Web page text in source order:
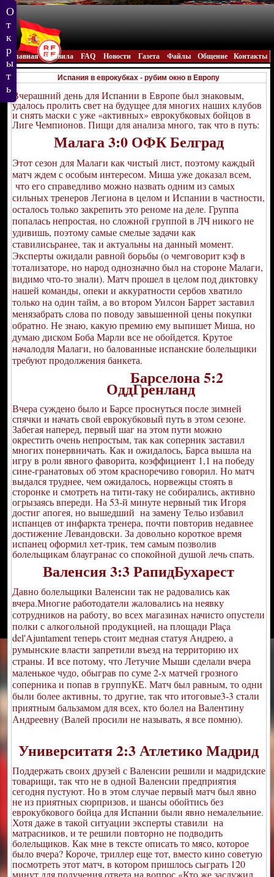
Главная Правила FAQ Новости Газета Файлы Общение Контакты
Испания в еврокубках - рубим окно в Европу
Вчерашний день для Испании в Европе был знаковым,
удалось пролить свет на будущее для многих наших клубов
и снять маски с уже «активных» еврокубковых бойцов в
Лиге Чемпионов. Пищи для анализа много, так что в путь:
Малага 3:0 ОФК Белград
Этот сезон для Малаги как чистый лист, поэтому каждый
матч ждем с особым интересом. Миша уже доказал всем,
что его справедливо можно назвать одним из самых
сильных тренеров Легиона в целом и Испании в частности,
осталось только закрепить это реноме на деле. Группа
попалась непростая, но сложной группой в ЛЧ никого не
удивишь, поэтому самые смелые задачи как
ставилисьранее, так и актуальны на данный момент.
Эксперты ожидали равной борьбы (о чемговорит кэф в
тотализаторе, но народ однозначно был на стороне Малаги,
видимо что-то знали). Матч прошел в целом под диктовку
нашей команды, опеки и аккуратности сербов хватило
только на один тайм, а во втором Уилсон Баррет заставил
менязабрать слова по поводу завышенной цены покупки
обратно. Не знаю, какую премию ему выпишет Миша, но
думаю диском Боба Марли все не обойдется. Крутое
началодля Малаги, но балованные испанские болельщики
требуют продолжения банкета.
Барселона 5:2
ОддГренланд
Вчера суждено было и Барсе проснуться после зимней
спячки и начать свой еврокубковый путь в этом сезоне.
Забегая наперед, первый шаг на этом пути можно
окрестить очень непростым, так как соперник заставил
многих понервничать. Как и ожидалось, Барса вышла на
игру в роли явного фаворита, коэффициент 1,1 на победу
сине-гранатовых об этом красноречиво говорил. Но матч
выдался труднее, чем ожидалось, норвежцы стоять в
сторонке и смотреть на тити-таку не собирались, активно
огрызаясь впереди. На 53-й минуте нервный тик Игоря
достиг апогея, но вышедший на замену Тельо избавил
испанцев от инфаркта тренера, почти повторив недавнее
достижение Левандовски. За довольно короткое время
испанец оформил хет-трик, тем самым позволив
болельщикам блаугранас со спокойной душой лечь спать.
Валенсия 3:3 РапидБухарест
Давно болельщики Валенсии так не радовались как
вчера.Многие работодатели жаловались на неявку
сотрудников на работу, во всех магазинах начисто опустели
полки с алкогольной продукцией, на площади Plaça
del'Ajuntament теперь стоит медная статуя Андрею, а
румынские власти запретили въезд на территорию их
страны. И все потому, что Летучие Мыши сделали вчера
маленькое чудо, обыграв по суме 2-х матчей грозного
соперника и попав в группуКЕ. Матч был равным, то одни
были более активны, то другие, так что итоговые3-3 стали
приятным бальзамом для всех, кто болел на Валентину
Андреевну (Валей просили не называть, я все помню).
Университатя 2:3 Атлетико Мадрид
Поддержать своих друзей с Валенсии решили и мадридские
товарищи, так что не в одной Валенсии предприятия
сегодня пустуют. Но в этом случае первый матч был явно
не из приятных сюрпризов, и шансы обойтись без
еврокубкового бойца для Испании были явно немалельние.
Хотя даже в такой ситуации эксперты ставили на
матрасников, и те решили повторно не подводить
болельщиков. Как мне в тексте описать то мясо, которое
было вчера? Короче, триллер еще тот, вместо кино советую
посмотреть этот матч, в котором пришлось сыграть 120
минут для получения ответа на вопрос «Кто же заслужил